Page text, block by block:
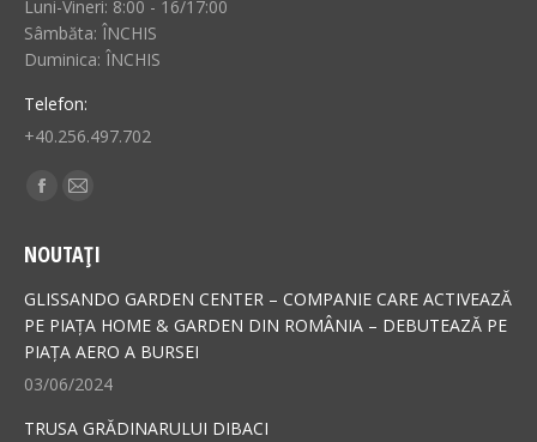
Luni-Vineri: 8:00 - 16/17:00
Sâmbăta: ÎNCHIS
Duminica: ÎNCHIS
Telefon:
+40.256.497.702
Find us on:
Facebook
opens
in
new
window
Mail
opens
in
new
window
NOUTAȚI
GLISSANDO GARDEN CENTER – COMPANIE CARE ACTIVEAZĂ
PE PIAȚA HOME & GARDEN DIN ROMÂNIA – DEBUTEAZĂ PE
PIAȚA AERO A BURSEI
03/06/2024
TRUSA GRĂDINARULUI DIBACI